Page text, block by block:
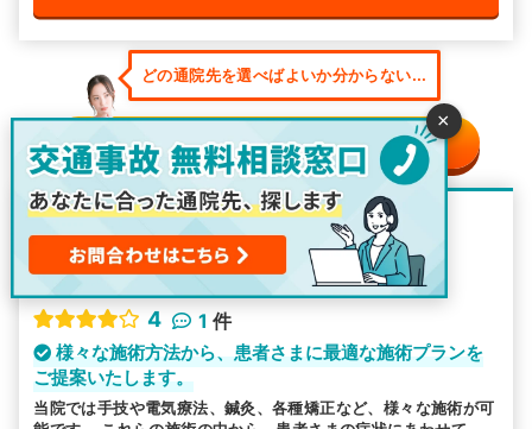
どの通院先を選べばよいか分からない...
そんな時は無料相談窓口へ
整骨院・接骨院
ダイアン鍼灸整骨院
4
1 件
様々な施術方法から、患者さまに最適な施術プランを
ご提案いたします。
当院では手技や電気療法、鍼灸、各種矯正など、様々な施術が可
×